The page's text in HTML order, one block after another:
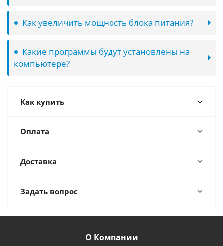
Как увеличить мощность блока питания?
Какие программы будут установлены на
компьютере?
Как купить
Оплата
Доставка
Задать вопрос
О Компании